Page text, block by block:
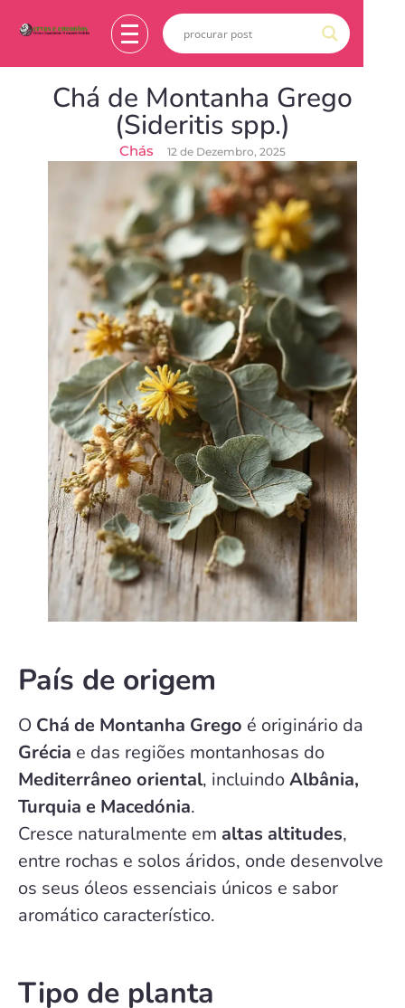
Chá de Montanha Grego
(Sideritis spp.)
Chás 12 de Dezembro, 2025
País de origem
O Chá de Montanha Grego é originário da
Grécia e das regiões montanhosas do
Mediterrâneo oriental, incluindoAlbânia,
Turquia e Macedónia.
Cresce naturalmente em altas altitudes,
entre rochas e solos áridos, onde desenvolve
os seus óleos essenciais únicos e sabor
aromático característico.
Tipo de planta